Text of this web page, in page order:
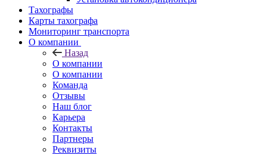
Тахографы
Карты тахографа
Мониторинг транспорта
О компании
Назад
О компании
О компании
Команда
Отзывы
Наш блог
Карьера
Контакты
Партнеры
Реквизиты